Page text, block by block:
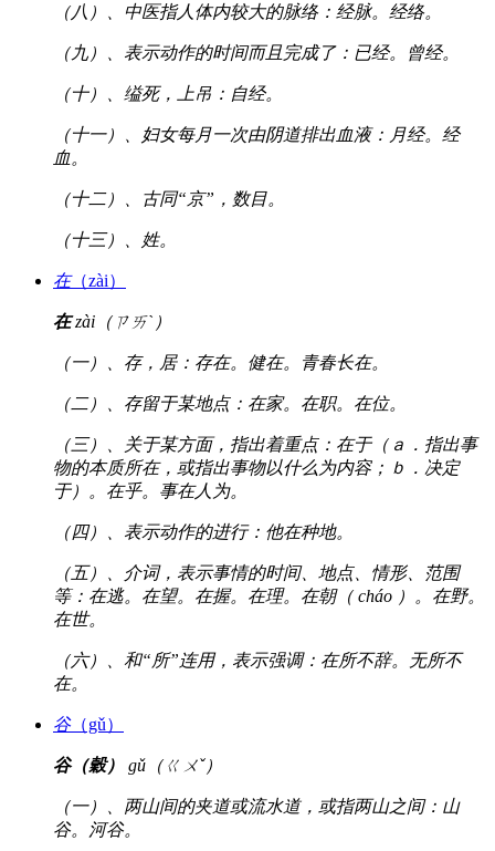
（八）、中医指人体内较大的脉络：经脉。经络。
（九）、表示动作的时间而且完成了：已经。曾经。
（十）、缢死，上吊：自经。
（十一）、妇女每月一次由阴道排出血液：月经。经
血。
（十二）、古同“京”，数目。
（十三）、姓。
在（zài）
在zài（ㄗㄞˋ）
（一）、存，居：存在。健在。青春长在。
（二）、存留于某地点：在家。在职。在位。
（三）、关于某方面，指出着重点：在于（ａ．指出事
物的本质所在，或指出事物以什么为内容；ｂ．决定
于）。在乎。事在人为。
（四）、表示动作的进行：他在种地。
（五）、介词，表示事情的时间、地点、情形、范围
等：在逃。在望。在握。在理。在朝（ cháo ）。在野。
在世。
（六）、和“所”连用，表示强调：在所不辞。无所不
在。
谷（gǔ）
谷（穀） gǔ（ㄍㄨˇ）
（一）、两山间的夹道或流水道，或指两山之间：山
谷。河谷。